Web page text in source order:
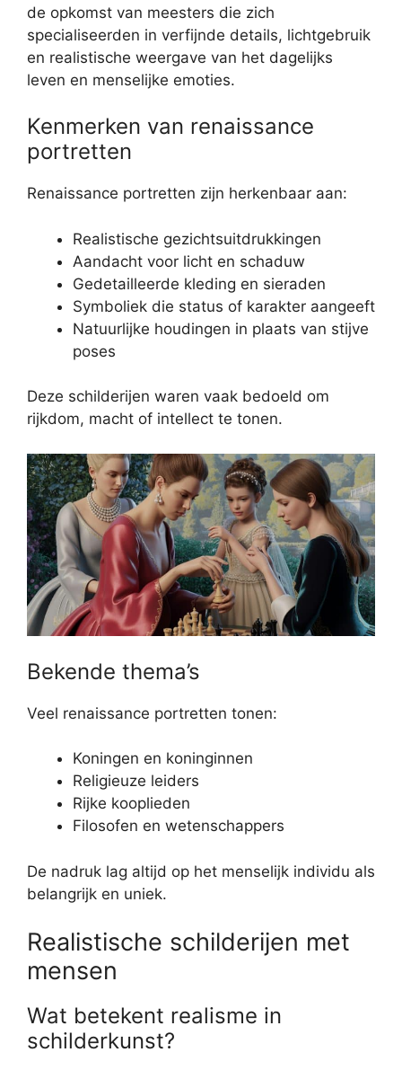
de opkomst van meesters die zich
specialiseerden in verfijnde details, lichtgebruik
en realistische weergave van het dagelijks
leven en menselijke emoties.
Kenmerken van renaissance
portretten
Renaissance portretten zijn herkenbaar aan:
Realistische gezichtsuitdrukkingen
Aandacht voor licht en schaduw
Gedetailleerde kleding en sieraden
Symboliek die status of karakter aangeeft
Natuurlijke houdingen in plaats van stijve
poses
Deze schilderijen waren vaak bedoeld om
rijkdom, macht of intellect te tonen.
Bekende thema’s
Veel renaissance portretten tonen:
Koningen en koninginnen
Religieuze leiders
Rijke kooplieden
Filosofen en wetenschappers
De nadruk lag altijd op het menselijk individu als
belangrijk en uniek.
Realistische schilderijen met
mensen
Wat betekent realisme in
schilderkunst?